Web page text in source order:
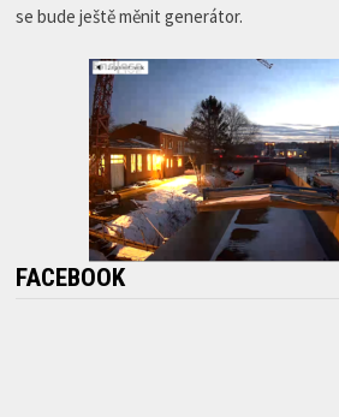
se bude ještě měnit generátor.
FACEBOOK